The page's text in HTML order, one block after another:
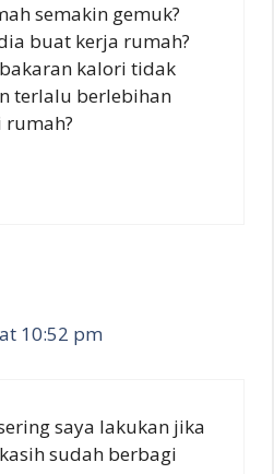
semakin gemuk?
buat kerja rumah?
kalori tidak
terlalu berlebihan
rumah?
10:52 pm
saya lakukan jika
sudah berbagi